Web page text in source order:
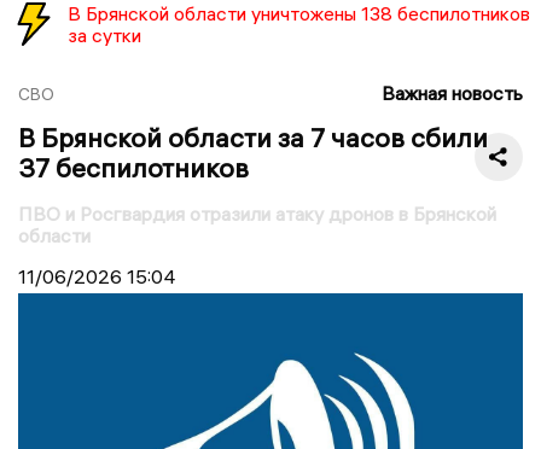
В Брянской области уничтожены 138 беспилотников
за сутки
СВО Важная новость
В Брянской области за 7 часов сбили
37 беспилотников
ПВО и Росгвардия отразили атаку дронов в Брянской
области
11/06/2026 15:04